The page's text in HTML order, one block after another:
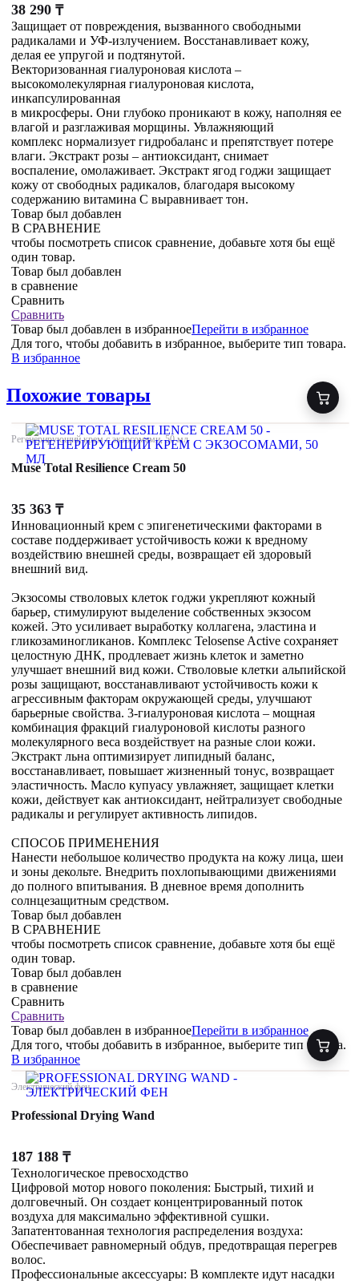
38 290 ₸
Защищает от повреждения, вызванного свободными
радикалами и УФ-излучением. Восстанавливает кожу,
делая ее упругой и подтянутой.
Векторизованная гиалуроновая кислота –
высокомолекулярная гиалуроновая кислота,
инкапсулированная
в микросферы. Они глубоко проникают в кожу, наполняя ее
влагой и разглаживая морщины. Увлажняющий
комплекс нормализует гидробаланс и препятствует потере
влаги. Экстракт розы – антиоксидант, снимает
воспаление, омолаживает. Экстракт ягод годжи защищает
кожу от свободных радикалов, благодаря высокому
содержанию витамина С выравнивает тон.
Товар был добавлен
В СРАВНЕНИЕ
чтобы посмотреть список сравнение, добавьте хотя бы ещё
один товар.
Товар был добавлен
в сравнение
Сравнить
Сравнить
Товар был добавлен в избранноеПерейти в избранное
Для того, чтобы добавить в избранное, выберите тип товара.
В избранное
Похожие товары
Регенерирующий крем с экзосомами, 50 мл
Muse Total Resilience Cream 50
35 363 ₸
Инновационный крем с эпигенетическими факторами в
составе поддерживает устойчивость кожи к вредному
воздействию внешней среды, возвращает ей здоровый
внешний вид.
Экзосомы стволовых клеток годжи укрепляют кожный
барьер, стимулируют выделение собственных экзосом
кожей. Это усиливает выработку коллагена, эластина и
гликозаминогликанов. Комплекс Telosense Active сохраняет
целостную ДНК, продлевает жизнь клеток и заметно
улучшает внешний вид кожи. Стволовые клетки альпийской
розы защищают, восстанавливают устойчивость кожи к
агрессивным факторам окружающей среды, улучшают
барьерные свойства. 3-гиалуроновая кислота – мощная
комбинация фракций гиалуроновой кислоты разного
молекулярного веса воздействует на разные слои кожи.
Экстракт льна оптимизирует липидный баланс,
восстанавливает, повышает жизненный тонус, возвращает
эластичность. Масло купуасу увлажняет, защищает клетки
кожи, действует как антиоксидант, нейтрализует свободные
радикалы и регулирует активность липидов.
СПОСОБ ПРИМЕНЕНИЯ
Нанести небольшое количество продукта на кожу лица, шеи
и зоны декольте. Внедрить похлопывающими движениями
до полного впитывания. В дневное время дополнить
солнцезащитным средством.
Товар был добавлен
В СРАВНЕНИЕ
чтобы посмотреть список сравнение, добавьте хотя бы ещё
один товар.
Товар был добавлен
в сравнение
Сравнить
Сравнить
Товар был добавлен в избранноеПерейти в избранное
Для того, чтобы добавить в избранное, выберите тип товара.
В избранное
Электрический фен
Professional Drying Wand
187 188 ₸
Технологическое превосходство
Цифровой мотор нового поколения: Быстрый, тихий и
долговечный. Он создает концентрированный поток
воздуха для максимально эффективной сушки.
Запатентованная технология распределения воздуха:
Обеспечивает равномерный обдув, предотвращая перегрев
волос.
Профессиональные аксессуары: В комплекте идут насадки